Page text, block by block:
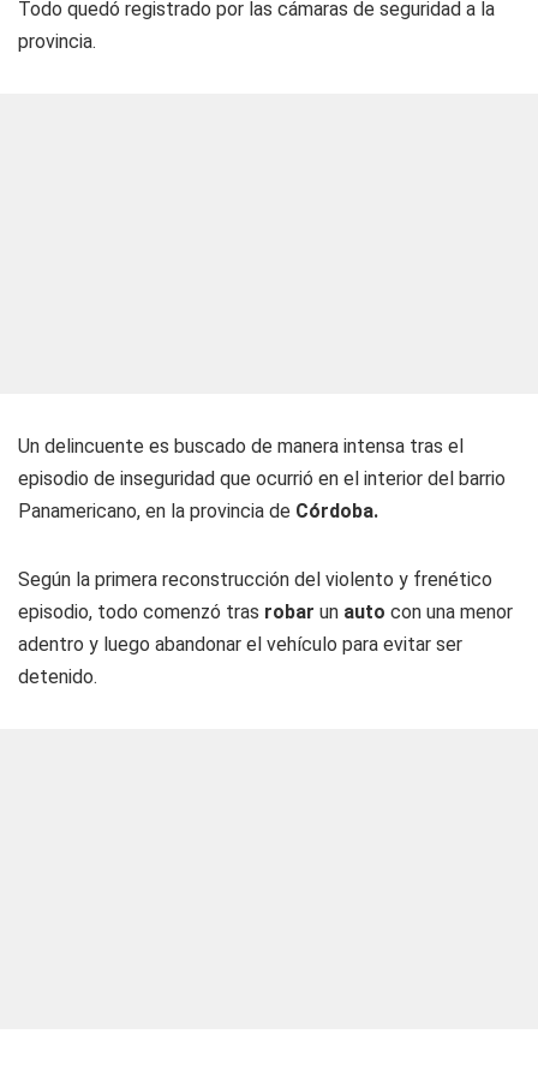
Todo quedó registrado por las cámaras de seguridad a la
provincia.
Un delincuente es buscado de manera intensa tras el
episodio de inseguridad que ocurrió en el interior del barrio
Panamericano, en la provincia de Córdoba.
Según la primera reconstrucción del violento y frenético
episodio, todo comenzó tras robar un auto con una menor
adentro y luego abandonar el vehículo para evitar ser
detenido.